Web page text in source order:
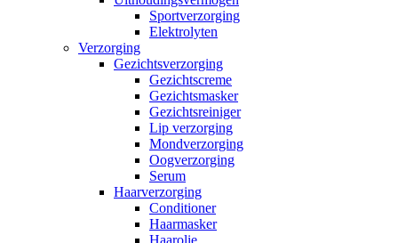
Sportverzorging
Elektrolyten
Verzorging
Gezichtsverzorging
Gezichtscreme
Gezichtsmasker
Gezichtsreiniger
Lip verzorging
Mondverzorging
Oogverzorging
Serum
Haarverzorging
Conditioner
Haarmasker
Haarolie